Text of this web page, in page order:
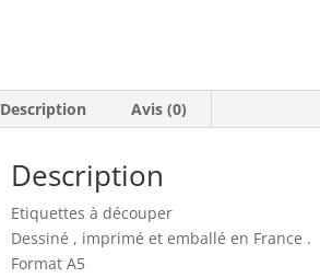
Description Avis (0)
Description
Etiquettes à découper
Dessiné , imprimé et emballé en France .
Format A5